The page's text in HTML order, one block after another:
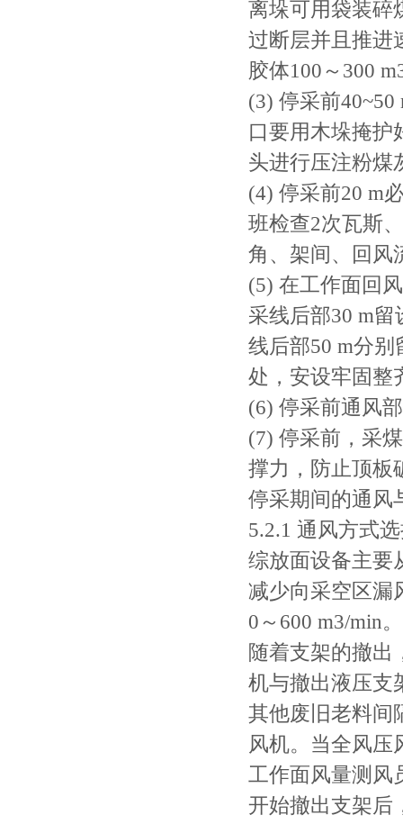
离垛可用袋装碎
过断层并且推进
胶体100～300
(3) 停采前
口要用木垛掩护
头进行压注粉煤
(4) 停采前20 m
班检查2次瓦斯
角、架间、回风
(5) 在工作面回
采线后部30 m
线后部50 m分
处，安设牢固整
(6) 停采前通风
(7) 停采前，采
撑力，防止顶板
停采期间的通风
5.2.1 通风方式
综放面设备主要
减少向采空区漏
0～600 m3/min
随着支架的撤出
机与撤出液压支
其他废旧老料间
风机。当全风压
工作面风量测风
开始撤出支架后